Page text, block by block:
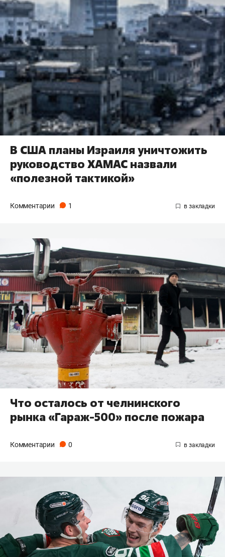
В США планы Израиля уничтожить
руководство ХАМАС назвали
«полезной тактикой»
Комментарии 1
Что осталось от челнинского
рынка «Гараж-500» после пожара
Комментарии 0